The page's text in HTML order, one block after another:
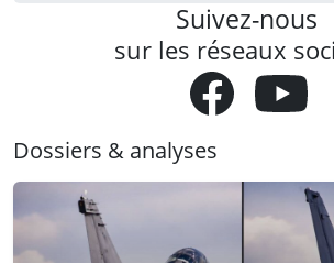
Suivez-nous
sur les réseaux
Dossiers & analyses